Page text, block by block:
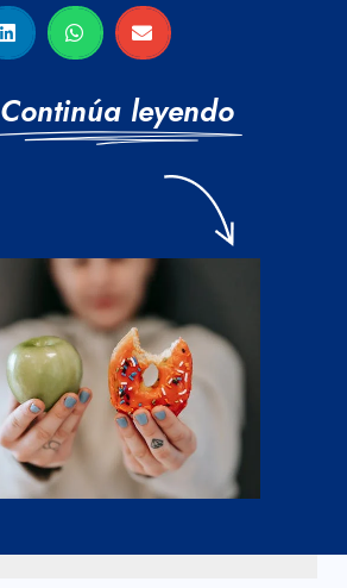
Continúa leyendo